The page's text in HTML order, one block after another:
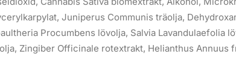
Juniperus Communis träolja,
Procumbens lövolja, Salvia Lavandulaefolia
Zingiber Officinale rotextrakt, Helianthus Annuus